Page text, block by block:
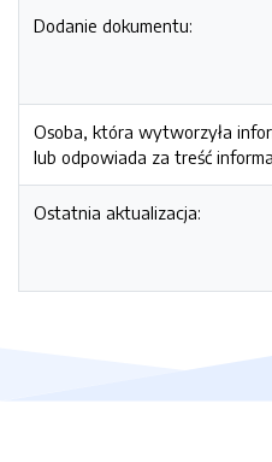
Dodanie dokumentu:
Osoba, która wytworzyła
lub odpowiada za treść
Ostatnia aktualizacja: